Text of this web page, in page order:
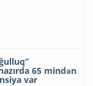
65 mindən
var